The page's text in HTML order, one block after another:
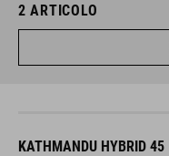
2 ARTICOLO
KATHMANDU HYBRID 45